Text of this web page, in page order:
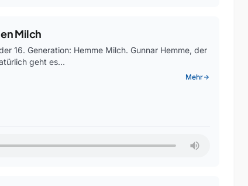
Milch
16. Generation: Hemme Milch. Gunnar Hemme, der
geht es…
Mehrarrow_forward